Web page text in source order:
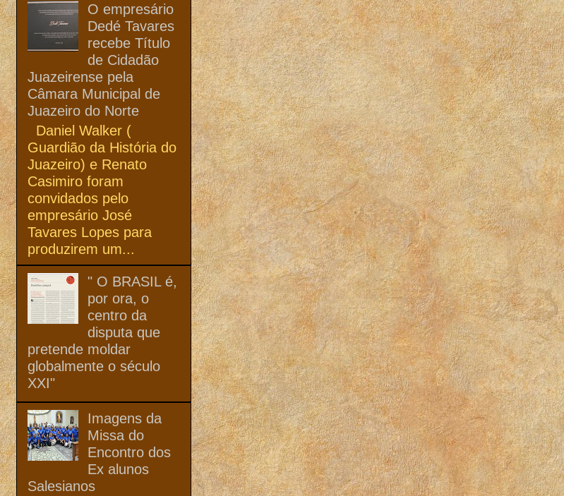
O empresário
Dedé Tavares
recebe Título
de Cidadão
Juazeirense pela
Câmara Municipal de
Juazeiro do Norte
Daniel Walker (
Guardião da História do
Juazeiro) e Renato
Casimiro foram
convidados pelo
empresário José
Tavares Lopes para
produzirem um...
" O BRASIL é,
por ora, o
centro da
disputa que
pretende moldar
globalmente o século
XXI"
Imagens da
Missa do
Encontro dos
Ex alunos
Salesianos